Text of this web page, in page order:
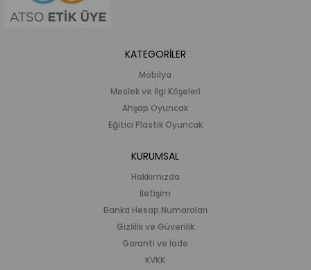
KATEGORİLER
Mobilya
Meslek ve İlgi Köşeleri
Ahşap Oyuncak
Eğitici Plastik Oyuncak
KURUMSAL
Hakkımızda
İletişim
Banka Hesap Numaraları
Gizlilik ve Güvenlik
Garanti ve İade
KVKK